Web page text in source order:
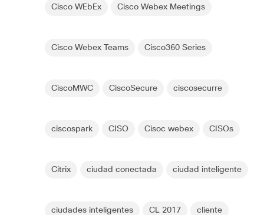
Cisco WEbEx Cisco Webex Meetings
Cisco Webex Teams Cisco360 Series
CiscoMWC CiscoSecure ciscosecurre
ciscospark CISO Cisoc webex CISOs
Citrix ciudad conectada ciudad inteligente
ciudades inteligentes CL 2017 cliente